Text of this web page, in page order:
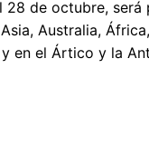
de octubre,
Australia,
en el Ártico y la